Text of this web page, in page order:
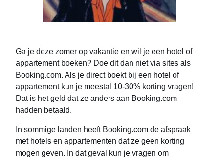
Ga je deze zomer op vakantie en wil je een hotel of
appartement boeken? Doe dit dan niet via sites als
Booking.com. Als je direct boekt bij een hotel of
appartement kun je meestal 10-30% korting vragen!
Dat is het geld dat ze anders aan Booking.com
hadden betaald.
In sommige landen heeft Booking.com de afspraak
met hotels en appartementen dat ze geen korting
mogen geven. In dat geval kun je vragen om